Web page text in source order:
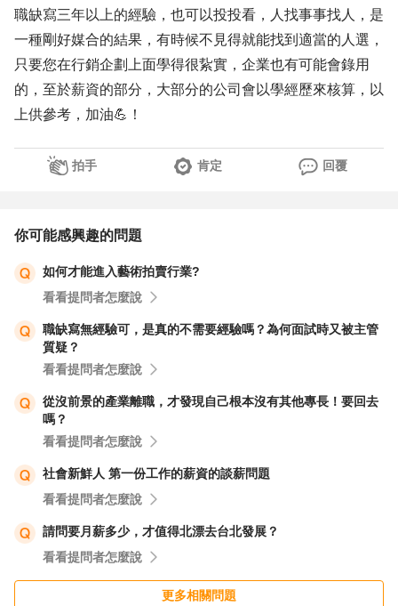
職缺寫三年以上的經驗，也可以投投看，人找事事找人，是
一種剛好媒合的結果，有時候不見得就能找到適當的人選，
只要您在行銷企劃上面學得很紥實，企業也有可能會錄用
的，至於薪資的部分，大部分的公司會以學經歷來核算，以
上供參考，加油💪！
拍手 肯定 回覆
你可能感興趣的問題
如何才能進入藝術拍賣行業?
看看提問者怎麼說
職缺寫無經驗可，是真的不需要經驗嗎？為何面試時又被主管
質疑？
看看提問者怎麼說
從沒前景的產業離職，才發現自己根本沒有其他專長！要回去
嗎？
看看提問者怎麼說
社會新鮮人 第一份工作的薪資的談薪問題
看看提問者怎麼說
請問要月薪多少，才值得北漂去台北發展？
看看提問者怎麼說
更多相關問題